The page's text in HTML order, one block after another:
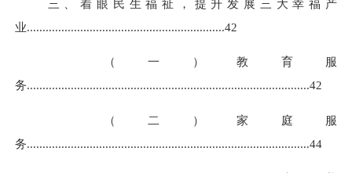
三、着眼民生福祉，提升发展三大幸福产
业...............................................................42
（一）教育服
务..........................................................................................42
（二）家庭服
务..........................................................................................44